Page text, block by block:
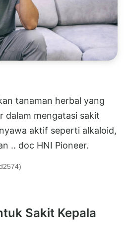
tanaman herbal yang
dalam mengatasi sakit
aktif seperti alkaloid,
.. doc HNI Pioneer.
Sakit Kepala